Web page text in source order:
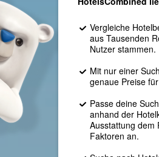
Vergleiche
aus Tausenden
Nutzer stammen.
Mit nur einer
genaue Preise
Passe deine
anhand der
Ausstattung dem
Faktoren an.